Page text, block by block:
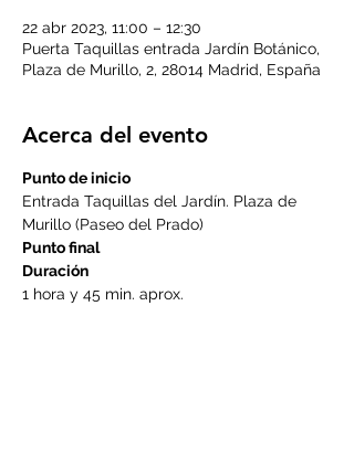
22 abr 2023, 11:00 – 12:30
Puerta Taquillas entrada Jardín Botánico,
Plaza de Murillo, 2, 28014 Madrid, España
Acerca del evento
Punto de inicio
Entrada Taquillas del Jardín. Plaza de
Murillo (Paseo del Prado)
Punto final
Duración
1 hora y 45 min. aprox.